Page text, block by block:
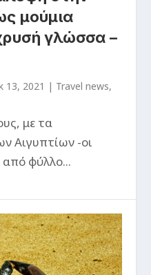
μούμια
γλώσσα –
13, 2021 | Travel news,
με τα
Αιγυπτίων -οι
από φύλλο...